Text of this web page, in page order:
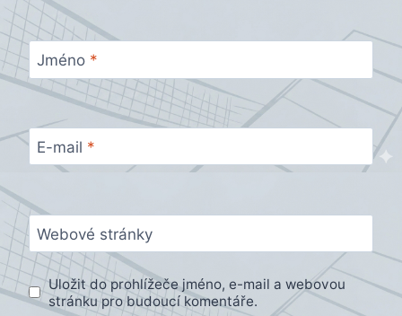
Jméno *
E-mail *
Webové stránky
Uložit do prohlížeče jméno, e-mail a webovou
stránku pro budoucí komentáře.